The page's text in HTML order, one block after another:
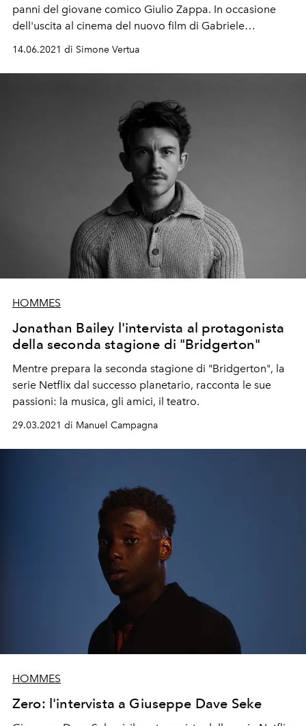
panni del giovane comico Giulio Zappa. In occasione
dell'uscita al cinema del nuovo film di Gabriele
14.06.2021 di Simone Vertua
HOMMES
Jonathan Bailey l'intervista al protagonista
della seconda stagione di "Bridgerton"
Mentre prepara la seconda stagione di "Bridgerton", la
serie Netflix dal successo planetario, racconta le sue
passioni: la musica, gli amici, il teatro.
29.03.2021 di Manuel Campagna
HOMMES
Zero: l'intervista a Giuseppe Dave Seke